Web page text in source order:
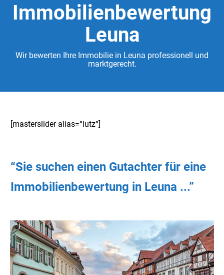
Immobilienbewertung
Leuna
Wir bewerten Ihre Immobilie in Leuna professionell und
marktgerecht.
[masterslider alias=“lutz“]
“Sie suchen einen Gutachter für eine
Immobilienbewertung in Leuna ...”